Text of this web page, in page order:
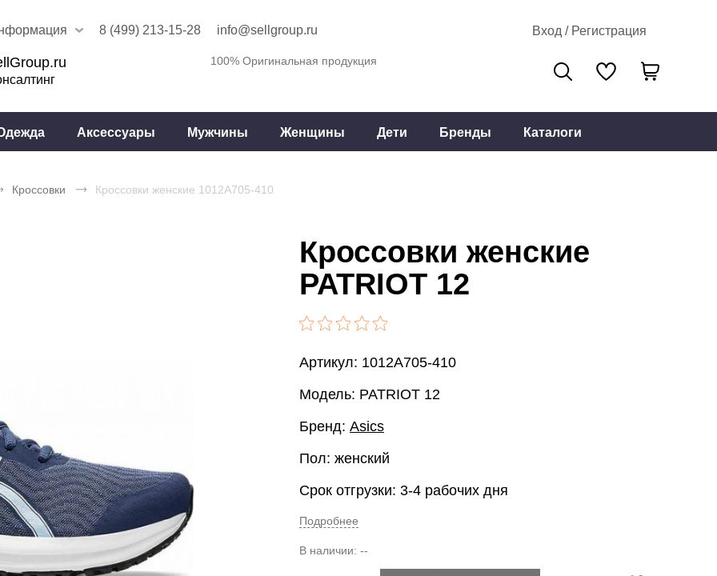
8 (499) 213-15-28 info@sellgroup.ru Вход / Регистрация
100% Оригинальная продукция
Аксессуары Мужчины Женщины Дети Бренды Каталоги
Кроссовки Кроссовки женские 1012A705-410
Кроссовки женские
PATRIOT 12
Артикул: 1012A705-410
Модель: PATRIOT 12
Бренд: Asics
Пол: женский
Срок отгрузки: 3-4 рабочих дня
Подробнее
В наличии: --